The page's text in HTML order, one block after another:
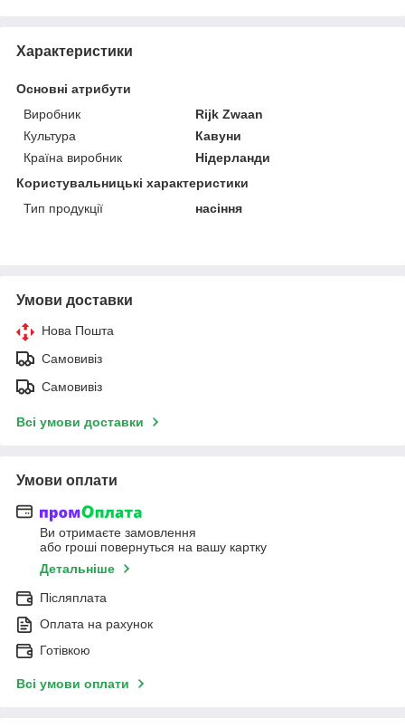
Характеристики
Основні атрибути
Виробник
Rijk Zwaan
Культура
Кавуни
Країна виробник
Нідерланди
Користувальницькі характеристики
Тип продукції
насіння
Умови доставки
Нова Пошта
Самовивіз
Самовивіз
Всі умови доставки
Умови оплати
Ви отримаєте замовлення
або гроші повернуться на вашу картку
Детальніше
Післяплата
Оплата на рахунок
Готівкою
Всі умови оплати